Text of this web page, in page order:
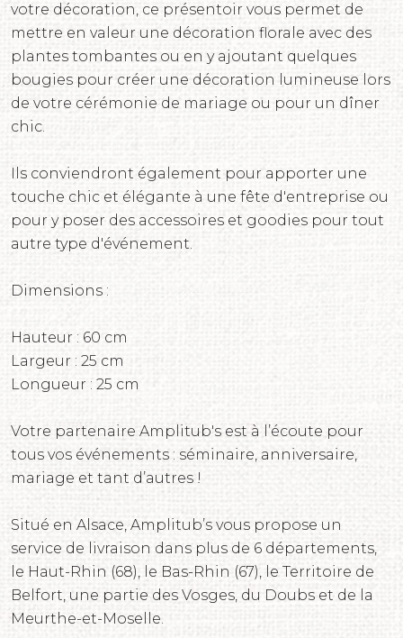
votre décoration, ce présentoir vous permet de
mettre en valeur une décoration florale avec des
plantes tombantes ou en y ajoutant quelques
bougies pour créer une décoration lumineuse lors
de votre cérémonie de mariage ou pour un dîner
chic.
Ils conviendront également pour apporter une
touche chic et élégante à une fête d'entreprise ou
pour y poser des accessoires et goodies pour tout
autre type d'événement.
Dimensions :
Hauteur : 60 cm
Largeur : 25 cm
Longueur : 25 cm
Votre partenaire Amplitub's est à l’écoute pour
tous vos événements : séminaire, anniversaire,
mariage et tant d’autres !
Situé en Alsace, Amplitub’s vous propose un
service de livraison dans plus de 6 départements,
le Haut-Rhin (68), le Bas-Rhin (67), le Territoire de
Belfort, une partie des Vosges, du Doubs et de la
Meurthe-et-Moselle.